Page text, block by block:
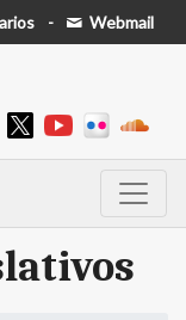
- Webmail